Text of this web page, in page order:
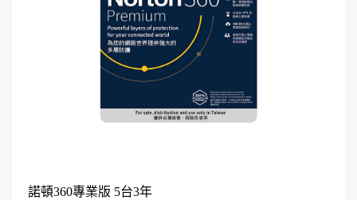
諾頓360專業版 5台3年